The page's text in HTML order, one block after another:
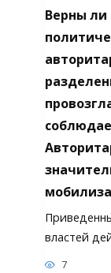
Верны ли
властей
7